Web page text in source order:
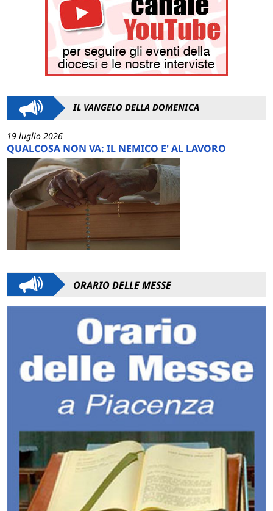
IL VANGELO DELLA DOMENICA
19 luglio 2026
QUALCOSA NON VA: IL NEMICO E' AL LAVORO
ORARIO DELLE MESSE